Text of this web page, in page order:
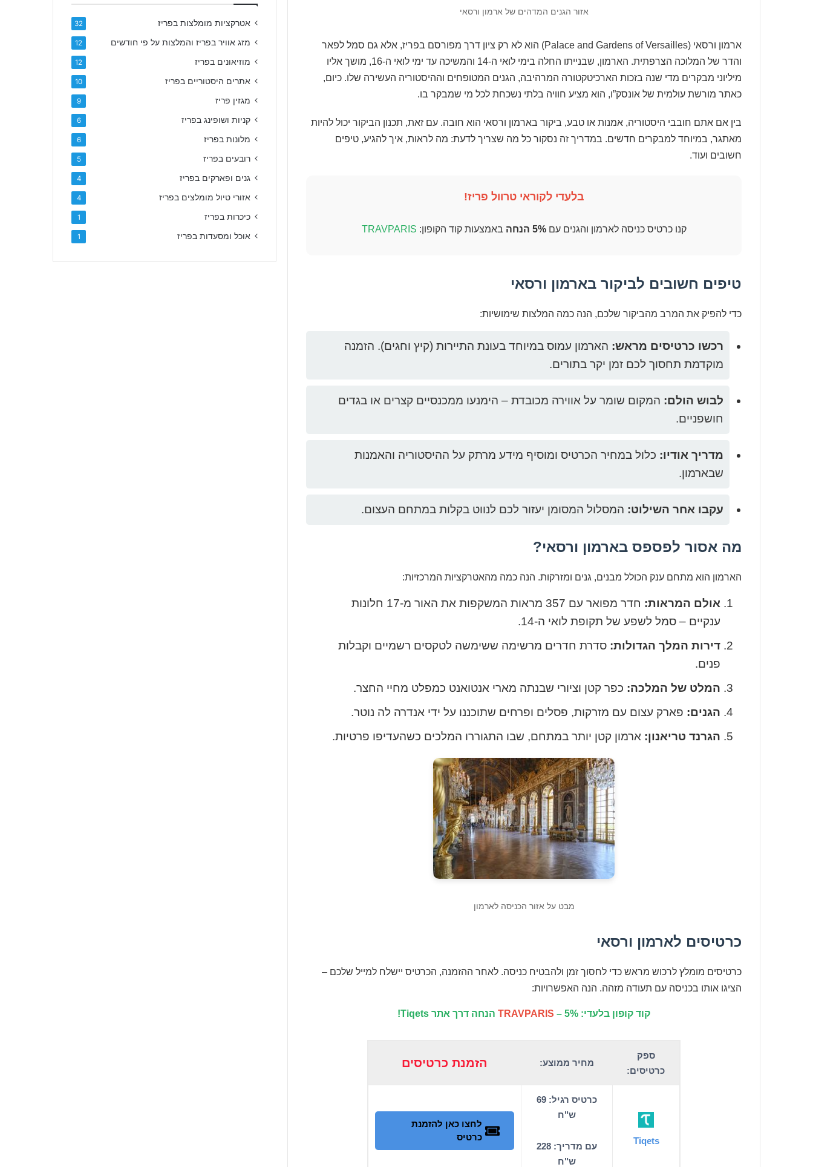
אזור הגנים המדהים של ארמון ורסאי
ארמון ורסאי (Palace and Gardens of Versailles) הוא לא רק ציון דרך מפורסם בפריז, אלא גם סמל לפאר
והדר של המלוכה הצרפתית. הארמון, שבנייתו החלה בימי לואי ה-14 והמשיכה עד ימי לואי ה-16, מושך אליו
מיליוני מבקרים מדי שנה בזכות הארכיטקטורה המרהיבה, הגנים המטופחים וההיסטוריה העשירה שלו. כיום,
כאתר מורשת עולמית של אונסק”ו, הוא מציע חוויה בלתי נשכחת לכל מי שמבקר בו.
בין אם אתם חובבי היסטוריה, אמנות או טבע, ביקור בארמון ורסאי הוא חובה. עם זאת, תכנון הביקור יכול להיות
מאתגר, במיוחד למבקרים חדשים. במדריך זה נסקור כל מה שצריך לדעת: מה לראות, איך להגיע, טיפים
חשובים ועוד.
בלעדי לקוראי טרוול פריז!
קנו כרטיס כניסה לארמון והגנים עם5% הנחה באמצעות קוד הקופון: TRAVPARIS
טיפים חשובים לביקור בארמון ורסאי
כדי להפיק את המרב מהביקור שלכם, הנה כמה המלצות שימושיות:
רכשו כרטיסים מראש: הארמון עמוס במיוחד בעונת התיירות (קיץ וחגים). הזמנה
מוקדמת תחסוך לכם זמן יקר בתורים.
לבוש הולם: המקום שומר על אווירה מכובדת – הימנעו ממכנסיים קצרים או בגדים
חושפניים.
מדריך אודיו: כלול במחיר הכרטיס ומוסיף מידע מרתק על ההיסטוריה והאמנות
שבארמון.
עקבו אחר השילוט: המסלול המסומן יעזור לכם לנווט בקלות במתחם העצום.
מה אסור לפספס בארמון ורסאי?
הארמון הוא מתחם ענק הכולל מבנים, גנים ומזרקות. הנה כמה מהאטרקציות המרכזיות:
אולם המראות:
חדר מפואר עם 357 מראות המשקפות את האור מ-17 חלונות
ענקיים – סמל לשפע של תקופת לואי ה-14.
דירות המלך הגדולות: סדרת חדרים מרשימה ששימשה לטקסים רשמיים וקבלות
פנים.
המלט של המלכה: כפר קטן וציורי שבנתה מארי אנטואנט כמפלט מחיי החצר.
הגנים: פארק עצום עם מזרקות, פסלים ופרחים שתוכננו על ידי אנדרה לה נוטר.
הגרנד טריאנון: ארמון קטן יותר במתחם, שבו התגוררו המלכים כשהעדיפו פרטיות.
מבט על אזור הכניסה לארמון
כרטיסים לארמון ורסאי
כרטיסים מומלץ לרכוש מראש כדי לחסוך זמן ולהבטיח כניסה. לאחר ההזמנה, הכרטיס יישלח למייל שלכם –
הציגו אותו בכניסה עם תעודה מזהה. הנה האפשרויות:
קוד קופון בלעדי: TRAVPARIS – 5% הנחה דרך אתר Tiqets!
ספק
כרטיסים:
מחיר ממוצע: הזמנת כרטיסים
Tiqets
כרטיס רגיל: 69
ש"ח
עם מדריך: 228
ש"ח
לחצו כאן להזמנת
כרטיס
אטרקציות מומלצות בפריז 32
מזג אוויר בפריז והמלצות על פי חודשים 12
מוזיאונים בפריז 12
אתרים היסטוריים בפריז 10
מגזין פריז 9
קניות ושופינג בפריז 6
מלונות בפריז 6
רובעים בפריז 5
גנים ופארקים בפריז 4
אזורי טיול מומלצים בפריז 4
כיכרות בפריז 1
אוכל ומסעדות בפריז 1